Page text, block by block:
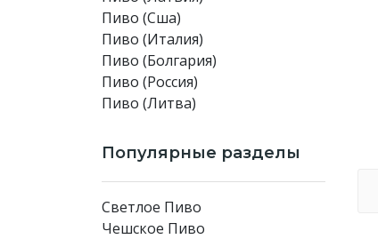
Пиво (Сша)
Пиво (Италия)
Пиво (Болгария)
Пиво (Россия)
Пиво (Литва)
Популярные разделы
Светлое Пиво
Чешское Пиво